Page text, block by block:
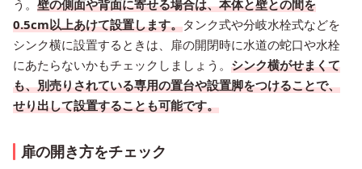
う。 壁の側面や背面に寄せる場合は、本体と壁との間を
0.5cm以上あけて設置します。タンク式や分岐水栓式などを
シンク横に設置するときは、扉の開閉時に水道の蛇口や水栓
にあたらないかもチェックしましょう。 シンク横がせまくて
も、別売りされている専用の置台や設置脚をつけることで、
せり出して設置することも可能です。
扉の開き方をチェック